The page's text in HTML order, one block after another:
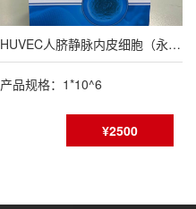
HUVEC人脐静脉内皮细胞（永生化）（免疫荧光鉴定）
产品规格：1*10^6
¥2500